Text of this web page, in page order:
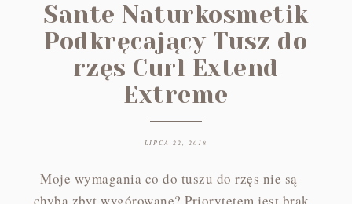
Sante Naturkosmetik
Podkręcający Tusz do
rzęs Curl Extend
Extreme
LIPCA 22, 2018
Moje wymagania co do tuszu do rzęs nie są
chyba zbyt wygórowane? Priorytetem jest brak